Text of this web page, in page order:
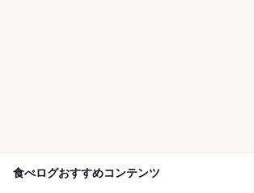
食べログおすすめコンテンツ